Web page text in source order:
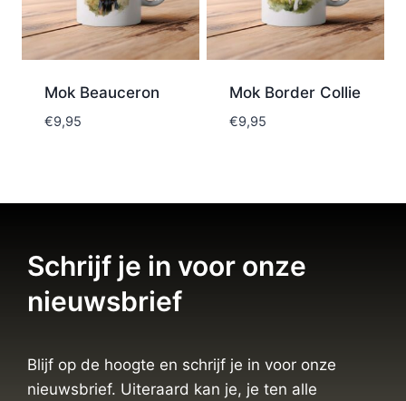
Mok Beauceron
€9,95
Mok Border Collie
€9,95
Schrijf je in voor onze
nieuwsbrief
Blijf op de hoogte en schrijf je in voor onze
nieuwsbrief. Uiteraard kan je, je ten alle